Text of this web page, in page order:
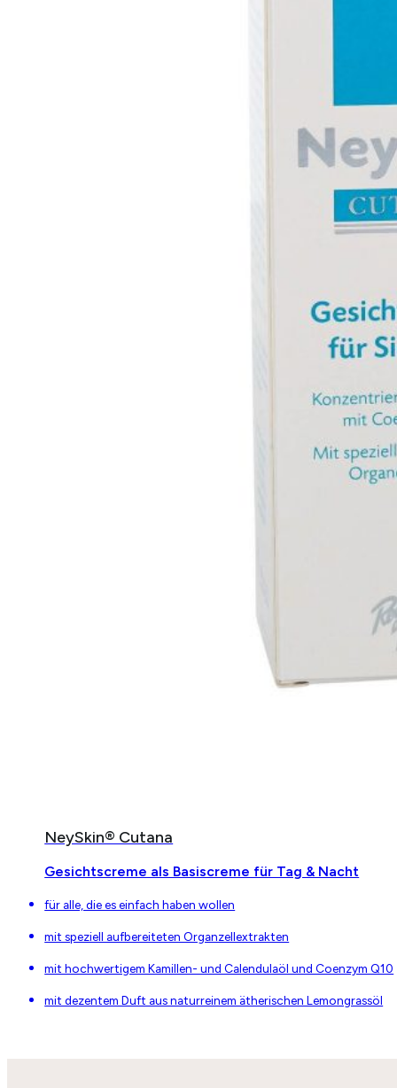
NeySkin® Cutana
Gesichtscreme als Basiscreme für Tag & Nacht
für alle, die es einfach haben wollen
mit speziell aufbereiteten Organzellextrakten
mit hochwertigem Kamillen- und Calendulaöl und Coenzym Q10
mit dezentem Duft aus naturreinem ätherischen Lemongrassöl